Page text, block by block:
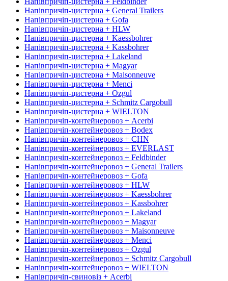
Напівпричіп-цистерна + General Trailers
Напівпричіп-цистерна + Gofa
Напівпричіп-цистерна + HLW
Напівпричіп-цистерна + Kaessbohrer
Напівпричіп-цистерна + Kassbohrer
Напівпричіп-цистерна + Lakeland
Напівпричіп-цистерна + Magyar
Напівпричіп-цистерна + Maisonneuve
Напівпричіп-цистерна + Menci
Напівпричіп-цистерна + Ozgul
Напівпричіп-цистерна + Schmitz Cargobull
Напівпричіп-цистерна + WIELTON
Напівпричіп-контейнеровоз + Acerbi
Напівпричіп-контейнеровоз + Bodex
Напівпричіп-контейнеровоз + CHN
Напівпричіп-контейнеровоз + EVERLAST
Напівпричіп-контейнеровоз + Feldbinder
Напівпричіп-контейнеровоз + General Trailers
Напівпричіп-контейнеровоз + Gofa
Напівпричіп-контейнеровоз + HLW
Напівпричіп-контейнеровоз + Kaessbohrer
Напівпричіп-контейнеровоз + Kassbohrer
Напівпричіп-контейнеровоз + Lakeland
Напівпричіп-контейнеровоз + Magyar
Напівпричіп-контейнеровоз + Maisonneuve
Напівпричіп-контейнеровоз + Menci
Напівпричіп-контейнеровоз + Ozgul
Напівпричіп-контейнеровоз + Schmitz Cargobull
Напівпричіп-контейнеровоз + WIELTON
Напівпричіп-свиновіз + Acerbi